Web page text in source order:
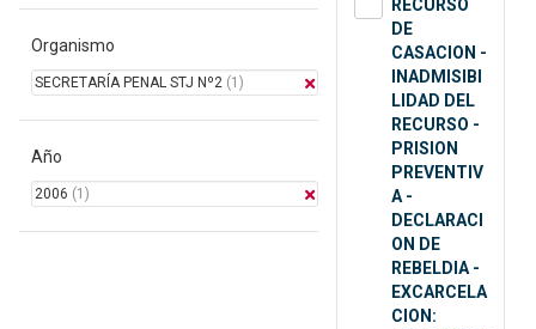
Organismo
SECRETARÍA PENAL STJ Nº2 (1)
Año
2006 (1)
RECURSO
DE
CASACION -
INADMISIBI
LIDAD DEL
RECURSO -
PRISION
PREVENTIV
A -
DECLARACI
ON DE
REBELDIA -
EXCARCELA
CION: